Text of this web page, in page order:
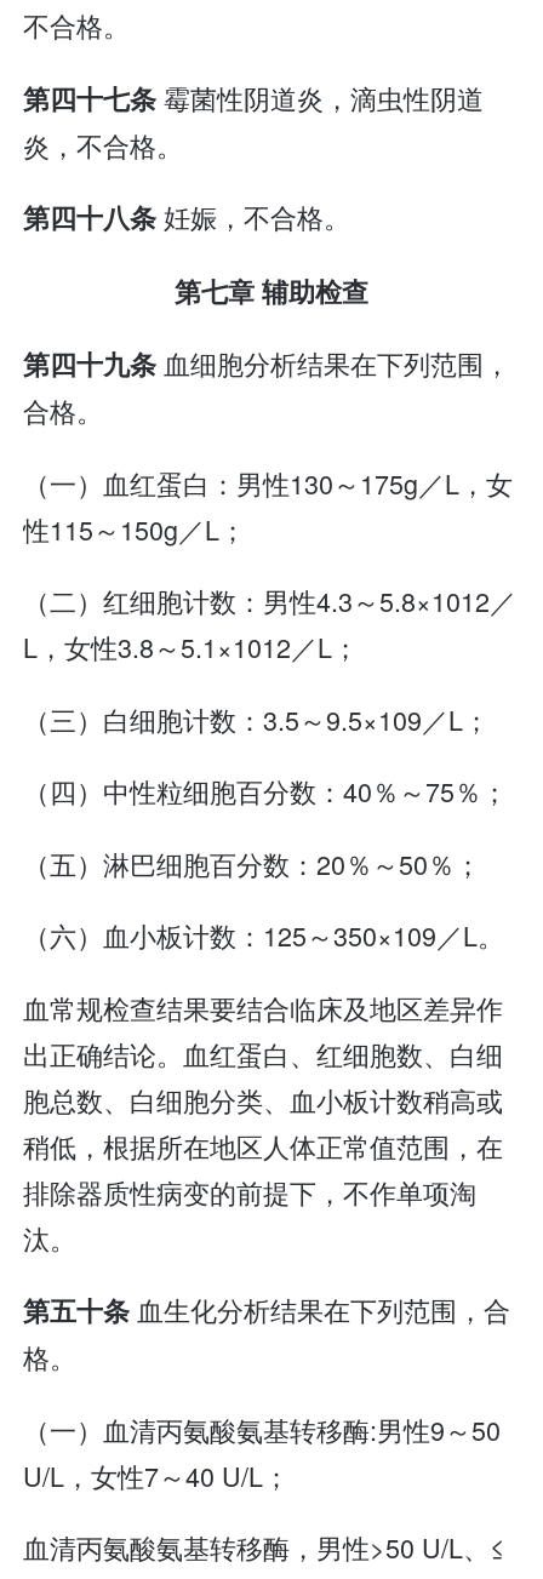
不合格。
第四十七条霉菌性阴道炎，滴虫性阴道
炎，不合格。
第四十八条妊娠，不合格。
第七章 辅助检查
第四十九条血细胞分析结果在下列范围，
合格。
（一）血红蛋白：男性130～175g／L，女
性115～150g／L；
（二）红细胞计数：男性4.3～5.8×1012／
L，女性3.8～5.1×1012／L；
（三）白细胞计数：3.5～9.5×109／L；
（四）中性粒细胞百分数：40％～75％；
（五）淋巴细胞百分数：20％～50％；
（六）血小板计数：125～350×109／L。
血常规检查结果要结合临床及地区差异作
出正确结论。血红蛋白、红细胞数、白细
胞总数、白细胞分类、血小板计数稍高或
稍低，根据所在地区人体正常值范围，在
排除器质性病变的前提下，不作单项淘
汰。
第五十条血生化分析结果在下列范围，合
格。
（一）血清丙氨酸氨基转移酶:男性9～50
U/L，女性7～40 U/L；
血清丙氨酸氨基转移酶，男性>50 U/L、≤